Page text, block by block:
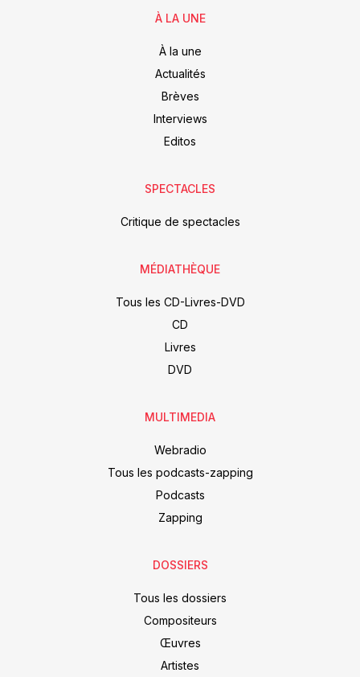
À LA UNE
À la une
Actualités
Brèves
Interviews
Editos
SPECTACLES
Critique de spectacles
MÉDIATHÈQUE
Tous les CD-Livres-DVD
CD
Livres
DVD
MULTIMEDIA
Webradio
Tous les podcasts-zapping
Podcasts
Zapping
DOSSIERS
Tous les dossiers
Compositeurs
Œuvres
Artistes